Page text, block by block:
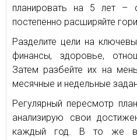
планировать на 5 лет –
постепенно расширяйте
Разделите цели на
финансы, здоровье,
Затем разбейте их на
месячные и недельные
Регулярный пересмотр
анализирую свои
каждый год. В то же